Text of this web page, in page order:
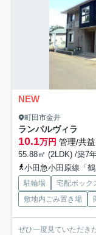
NEW
町田市金井
ランパルヴィラ
10.1万円 管理/共
55.88㎡ (2LDK) /築7
小田急小田原線「
駐輪場 宅配ボック
敷地内ごみ置き場
ぜひ一度見ていただき